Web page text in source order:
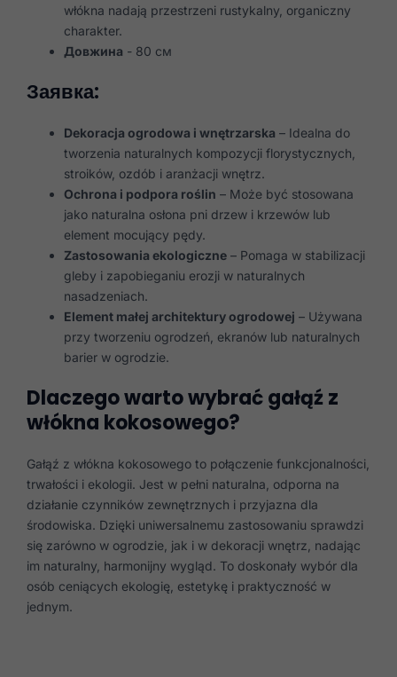
włókna nadają przestrzeni rustykalny, organiczny
charakter.
Довжина - 80 см
Заявка:
Dekoracja ogrodowa i wnętrzarska – Idealna do
tworzenia naturalnych kompozycji florystycznych,
stroików, ozdób i aranżacji wnętrz.
Ochrona i podpora roślin – Może być stosowana
jako naturalna osłona pni drzew i krzewów lub
element mocujący pędy.
Zastosowania ekologiczne – Pomaga w stabilizacji
gleby i zapobieganiu erozji w naturalnych
nasadzeniach.
Element małej architektury ogrodowej – Używana
przy tworzeniu ogrodzeń, ekranów lub naturalnych
barier w ogrodzie.
Dlaczego warto wybrać gałąź z
włókna kokosowego?
Gałąź z włókna kokosowego to połączenie funkcjonalności,
trwałości i ekologii. Jest w pełni naturalna, odporna na
działanie czynników zewnętrznych i przyjazna dla
środowiska. Dzięki uniwersalnemu zastosowaniu sprawdzi
się zarówno w ogrodzie, jak i w dekoracji wnętrz, nadając
im naturalny, harmonijny wygląd. To doskonały wybór dla
osób ceniących ekologię, estetykę i praktyczność w
jednym.